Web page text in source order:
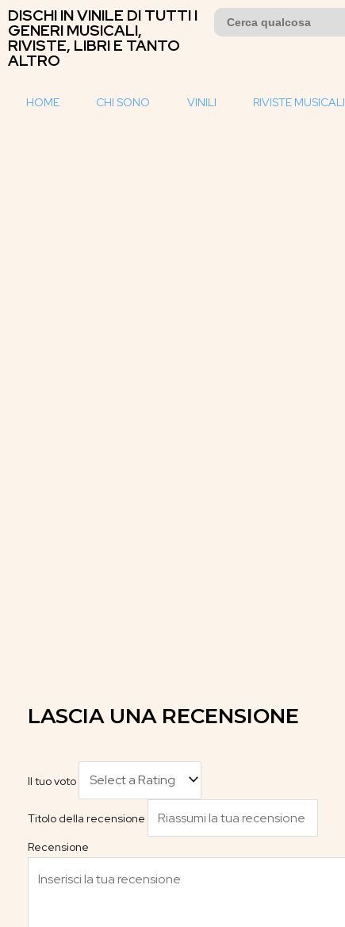
DISCHI IN VINILE DI TUTTI I
GENERI MUSICALI,
RIVISTE, LIBRI E TANTO
ALTRO
Search
for:
HOME CHI SONO VINILI RIVISTE MUSICALI
LASCIA UNA RECENSIONE
Il tuo voto
Titolo della recensione
Recensione